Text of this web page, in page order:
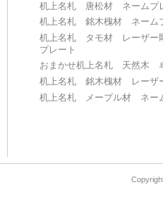
机上名札 唐松材 ネームプ
机上名札 銘木槐材 ネーム
机上名札 タモ材 レーザー
プレート
おまかせ机上名札 天然木
机上名札 銘木槐材 レーザ
机上名札 メープル材 ネー